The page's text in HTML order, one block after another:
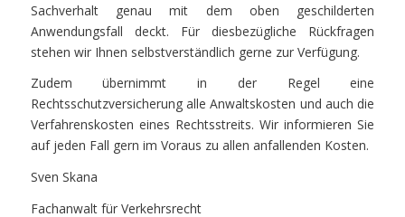
Sachverhalt genau mit dem oben geschilderten
Anwendungsfall deckt. Für diesbezügliche Rückfragen
stehen wir Ihnen selbstverständlich gerne zur Verfügung.
Zudem übernimmt in der Regel eine
Rechtsschutzversicherung alle Anwaltskosten und auch die
Verfahrenskosten eines Rechtsstreits. Wir informieren Sie
auf jeden Fall gern im Voraus zu allen anfallenden Kosten.
Sven Skana
Fachanwalt für Verkehrsrecht